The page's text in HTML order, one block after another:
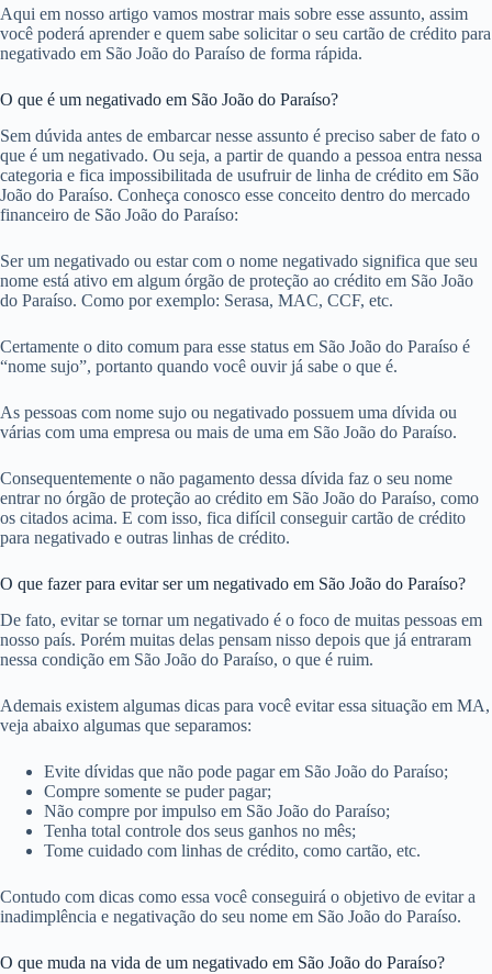
Aqui em nosso artigo vamos mostrar mais sobre esse assunto, assim
você poderá aprender e quem sabe solicitar o seu cartão de crédito para
negativado em São João do Paraíso de forma rápida.
O que é um negativado em São João do Paraíso?
Sem dúvida antes de embarcar nesse assunto é preciso saber de fato o
que é um negativado. Ou seja, a partir de quando a pessoa entra nessa
categoria e fica impossibilitada de usufruir de linha de crédito em São
João do Paraíso. Conheça conosco esse conceito dentro do mercado
financeiro de São João do Paraíso:
Ser um negativado ou estar com o nome negativado significa que seu
nome está ativo em algum órgão de proteção ao crédito em São João
do Paraíso. Como por exemplo: Serasa, MAC, CCF, etc.
Certamente o dito comum para esse status em São João do Paraíso é
“nome sujo”, portanto quando você ouvir já sabe o que é.
As pessoas com nome sujo ou negativado possuem uma dívida ou
várias com uma empresa ou mais de uma em São João do Paraíso.
Consequentemente o não pagamento dessa dívida faz o seu nome
entrar no órgão de proteção ao crédito em São João do Paraíso, como
os citados acima. E com isso, fica difícil conseguir cartão de crédito
para negativado e outras linhas de crédito.
O que fazer para evitar ser um negativado em São João do Paraíso?
De fato, evitar se tornar um negativado é o foco de muitas pessoas em
nosso país. Porém muitas delas pensam nisso depois que já entraram
nessa condição em São João do Paraíso, o que é ruim.
Ademais existem algumas dicas para você evitar essa situação em MA,
veja abaixo algumas que separamos:
Evite dívidas que não pode pagar em São João do Paraíso;
Compre somente se puder pagar;
Não compre por impulso em São João do Paraíso;
Tenha total controle dos seus ganhos no mês;
Tome cuidado com linhas de crédito, como cartão, etc.
Contudo com dicas como essa você conseguirá o objetivo de evitar a
inadimplência e negativação do seu nome em São João do Paraíso.
O que muda na vida de um negativado em São João do Paraíso?